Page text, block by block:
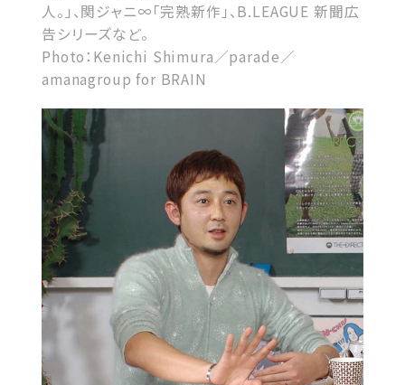
人。」、関ジャニ∞「完熟新作」、B.LEAGUE 新聞広
告シリーズなど。
Photo：Kenichi Shimura／parade／
amanagroup for BRAIN